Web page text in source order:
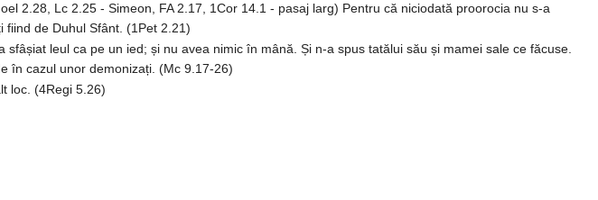
2.28, Lc 2.25 - Simeon, FA 2.17, 1Cor 14.1 - pasaj larg) Pentru că niciodată proorocia nu s-a
fiind de Duhul Sfânt. (1Pet 2.21)
leul ca pe un ied; și nu avea nimic în mână. Și n-a spus tatălui său și mamei sale ce făcuse.
în cazul unor demonizați. (Mc 9.17-26)
loc. (4Regi 5.26)